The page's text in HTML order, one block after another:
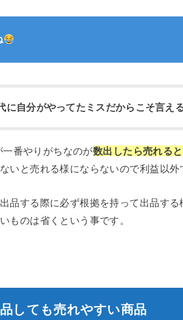
に自分がやってたミスだからこそ言え
番やりがちなのが数出したら売れる
いと売れる様にならないので利益以外
品する際に必ず根拠を持って出品す
ものは省くという事です。
しても売れやすい商品